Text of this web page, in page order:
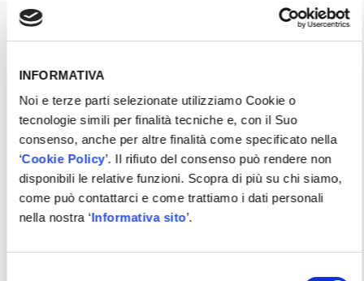
INFORMATIVA
Noi e terze parti selezionate utilizziamo Cookie o
tecnologie simili per finalità tecniche e, con il Suo
consenso, anche per altre finalità come specificato nella
‘Cookie Policy’. Il rifiuto del consenso può rendere non
disponibili le relative funzioni. Scopra di più su chi siamo,
come può contattarci e come trattiamo i dati personali
nella nostra ‘Informativa sito’.
Tutorial